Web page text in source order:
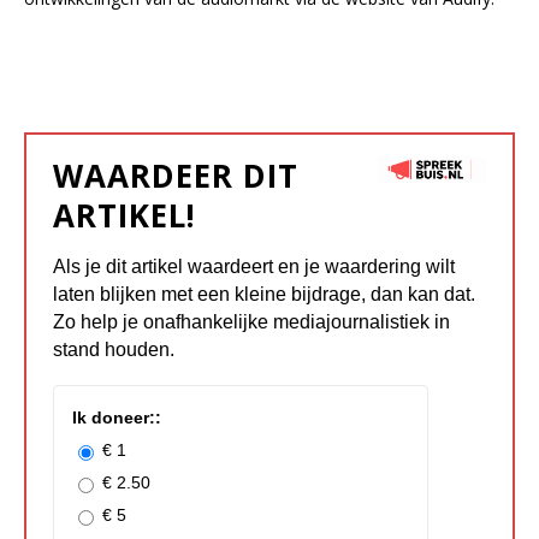
WAARDEER DIT
ARTIKEL!
Als je dit artikel waardeert en je waardering wilt
laten blijken met een kleine bijdrage, dan kan dat.
Zo help je onafhankelijke mediajournalistiek in
stand houden.
Ik doneer::
€ 1
€ 2.50
€ 5